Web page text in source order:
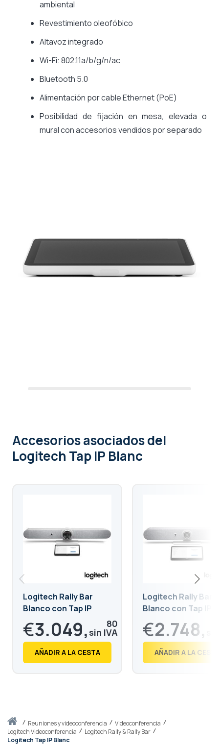
Inicioreuniones y videoconferencia
Videoconferencia
Logitech Videoconferencia
Logitech Rally & Rally Bar
Logitech Tap IP Blanc
ambiental
Revestimiento oleofóbico
Altavoz integrado
Wi-Fi: 802.11a/b/g/n/ac
Bluetooth 5.0
Alimentación por cable Ethernet (PoE)
Posibilidad de fijación en mesa, elevada o
mural con accesorios vendidos por separado
Accesorios asociadosdel
Logitech Tap IP Blanc
Logitech Rally Bar
Blanco con Tap IP
€3.049, 80
€ 3.690,
AÑADIR A LA CESTA
Logitech Rally Bar
Blanco con Tap IP
€2.748,
€ 3.326,
AÑADIR A LA